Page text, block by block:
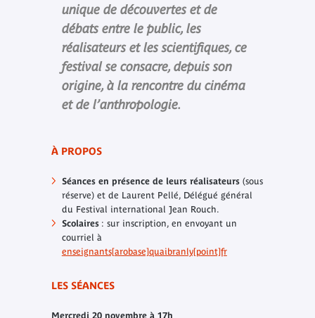
unique de découvertes et de
débats entre le public, les
réalisateurs et les scientifiques, ce
festival se consacre, depuis son
origine, à la rencontre du cinéma
et de l’anthropologie.
À PROPOS
Séances en présence de leurs réalisateurs(sous
réserve) et de Laurent Pellé, Délégué général
du Festival international Jean Rouch.
Scolaires: sur inscription, en envoyant un
courriel à
enseignants[arobase]quaibranly[point]fr
LES SÉANCES
Mercredi 20 novembre à 17h